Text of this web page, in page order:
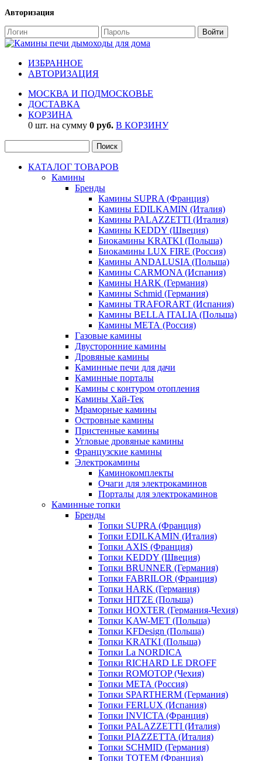
Авторизация
ИЗБРАННОЕ
АВТОРИЗАЦИЯ
МОСКВА И ПОДМОСКОВЬЕ
ДОСТАВКА
КОРЗИНА
0 шт. на сумму 0 руб. В КОРЗИНУ
КАТАЛОГ ТОВАРОВ
Камины
Бренды
Камины SUPRA (Франция)
Камины EDILKAMIN (Италия)
Камины PALAZZETTI (Италия)
Камины KEDDY (Швеция)
Биокамины KRATKI (Польша)
Биокамины LUX FIRE (Россия)
Камины ANDALUSIA (Польша)
Камины CARMONA (Испания)
Камины HARK (Германия)
Камины Schmid (Германия)
Камины TRAFORART (Испания)
Камины BELLA ITALIA (Польша)
Камины МЕТА (Россия)
Газовые камины
Двусторонние камины
Дровяные камины
Каминные печи для дачи
Каминные порталы
Камины с контуром отопления
Камины Хай-Тек
Мраморные камины
Островные камины
Пристенные камины
Угловые дровяные камины
Французские камины
Электрокамины
Каминокомплекты
Очаги для электрокаминов
Порталы для электрокаминов
Каминные топки
Бренды
Топки SUPRA (Франция)
Топки EDILKAMIN (Италия)
Топки AXIS (Франция)
Топки KEDDY (Швеция)
Топки BRUNNER (Германия)
Топки FABRILOR (Франция)
Топки HARK (Германия)
Топки HITZE (Польша)
Топки HOXTER (Германия-Чехия)
Топки KAW-MET (Польша)
Топки KFDesign (Польша)
Топки KRATKI (Польша)
Топки La NORDICA
Топки RICHARD LE DROFF
Топки ROMOTOP (Чехия)
Топки МЕТА (Россия)
Топки SPARTHERM (Германия)
Топки FERLUX (Испания)
Топки INVICTA (Франция)
Топки PALAZZETTI (Италия)
Топки PIAZZETTA (Италия)
Топки SCHMID (Германия)
Топки TOTEM (Франция)